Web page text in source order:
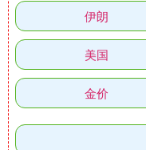
伊朗
美国
金价